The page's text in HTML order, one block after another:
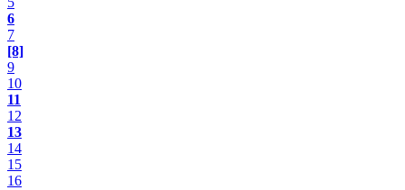
6
7
[8]
9
10
11
12
13
14
15
16